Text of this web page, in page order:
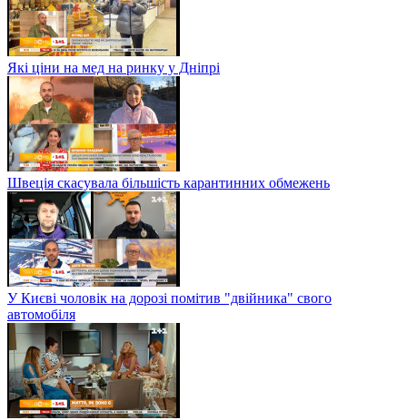
Які ціни на мед на ринку у Дніпрі
Швеція скасувала більшість карантинних обмежень
У Києві чоловік на дорозі помітив "двійника" свого
автомобіля